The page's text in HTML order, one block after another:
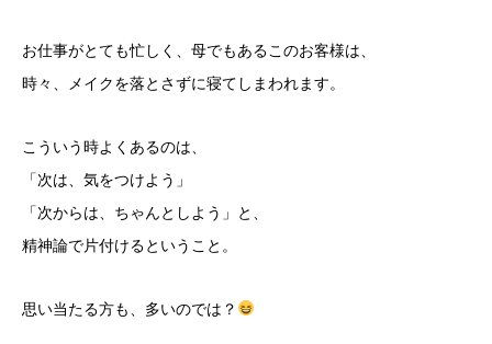
お仕事がとても忙しく、母でもあるこのお客様は、
時々、メイクを落とさずに寝てしまわれます。
こういう時よくあるのは、
「次は、気をつけよう」
「次からは、ちゃんとしよう」と、
精神論で片付けるということ。
思い当たる方も、多いのでは？